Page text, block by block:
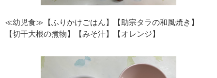
≪幼児食≫【ふりかけごはん】【助宗タラの和風焼き】
【切干大根の煮物】【みそ汁】【オレンジ】